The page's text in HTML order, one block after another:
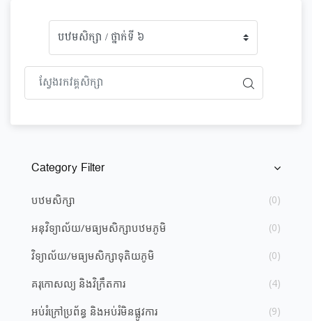
រំលង [Cocoon] Course Categories List
Category Filter
បឋមសិក្សា (0)
អនុវិទ្យាល័យ/មធ្យម​សិក្សា​បឋមភូមិ (0)
វិទ្យាល័យ​/​មធ្យម​សិក្សា​ទុតិយភូមិ (0)
គរុកោសល្យ និង​វិក្រឹតការ (4)
អប់រំ​ក្រៅ​ប្រព័ន្ធ និង​​អប់រំ​មិន​ផ្លូវ​ការ (9)